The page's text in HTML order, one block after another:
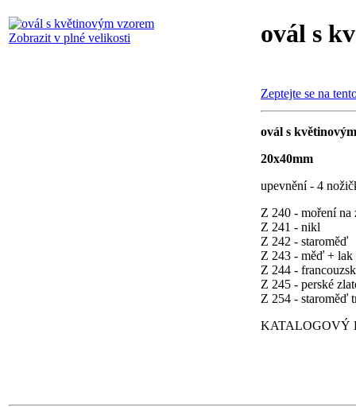
Zobrazit v plné velikosti ovál s
Zeptejte se na
ovál s
20x40mm
upevnění - 4
Z 240 - moření na
Z 241 - nikl
Z 242 - staroměď
Z 243 - měď + lak
Z 244 -
Z 245 - perské
Z 254 - staroměď
KATALOGOVÝ